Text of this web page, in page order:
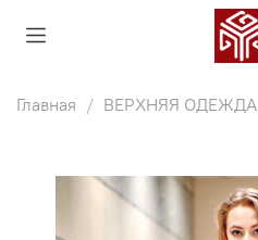
Главная ВЕРХНЯЯ ОДЕЖДА